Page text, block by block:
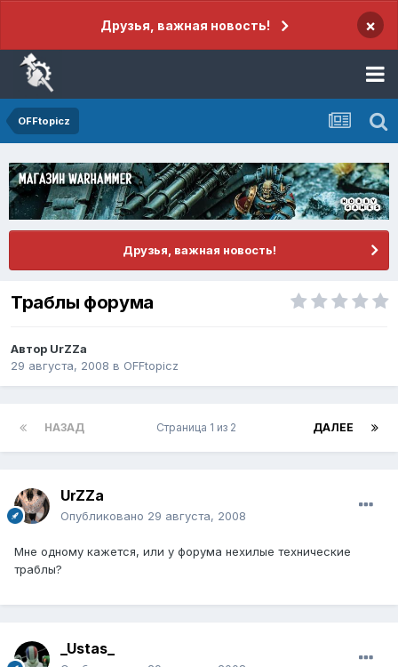
Друзья, важная новость! ×
OFFtopicz
Друзья, важная новость!
Траблы форума
Автор UrZZa
29 августа, 2008 в OFFtopicz
НАЗАД ДАЛЕЕ
Страница 1 из 2
UrZZa
Опубликовано 29 августа, 2008
Мне одному кажется, или у форума нехилые технические
траблы?
_Ustas_